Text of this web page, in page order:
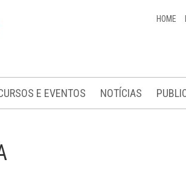
HOME
E EVENTOS NOTÍCIAS